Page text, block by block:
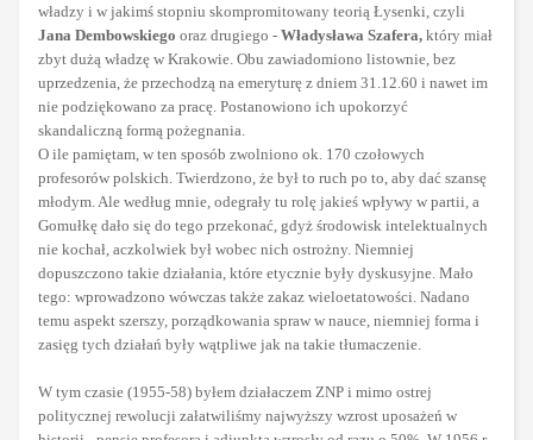
władzy i w jakimś stopniu skompromitowany teorią Łysenki, czyli
Jana Dembowskiego oraz drugiego - Władysława Szafera, który miał
zbyt dużą władzę w Krakowie. Obu zawiadomiono listownie, bez
uprzedzenia, że przechodzą na emeryturę z dniem 31.12.60 i nawet im
nie podziękowano za pracę. Postanowiono ich upokorzyć
skandaliczną formą pożegnania.
O ile pamiętam, w ten sposób zwolniono ok. 170 czołowych
profesorów polskich. Twierdzono, że był to ruch po to, aby dać szansę
młodym. Ale według mnie, odegrały tu rolę jakieś wpływy w partii, a
Gomułkę dało się do tego przekonać, gdyż środowisk intelektualnych
nie kochał, aczkolwiek był wobec nich ostrożny. Niemniej
dopuszczono takie działania, które etycznie były dyskusyjne. Mało
tego: wprowadzono wówczas także zakaz wieloetatowości. Nadano
temu aspekt szerszy, porządkowania spraw w nauce, niemniej forma i
zasięg tych działań były wątpliwe jak na takie tłumaczenie.
W tym czasie (1955-58) byłem działaczem ZNP i mimo ostrej
politycznej rewolucji załatwiliśmy najwyższy wzrost uposażeń w